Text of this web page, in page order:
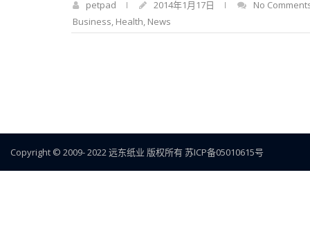
petpad 2014年1月17日
No
Business Health News
Copyright © 2009- 2022 远东纸业 版权所有苏ICP备05010615号